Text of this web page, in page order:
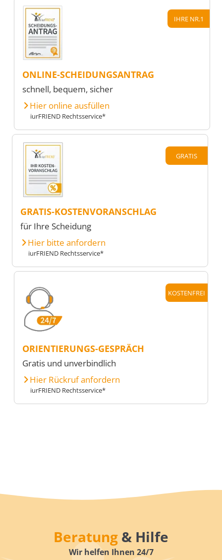
IHRE NR.1
ONLINE-SCHEIDUNGSANTRAG
schnell, bequem, sicher
Hier online ausfüllen
iurFRIEND Rechtsservice*
GRATIS
GRATIS-KOSTENVORANSCHLAG
für Ihre Scheidung
Hier bitte anfordern
iurFRIEND Rechtsservice*
KOSTENFREI
ORIENTIERUNGS-GESPRÄCH
Gratis und unverbindlich
Hier Rückruf anfordern
iurFRIEND Rechtsservice*
Beratung & Hilfe
Wir helfen Ihnen 24/7